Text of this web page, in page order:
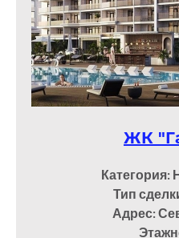
ЖК
Категория:
Тип
Адрес: